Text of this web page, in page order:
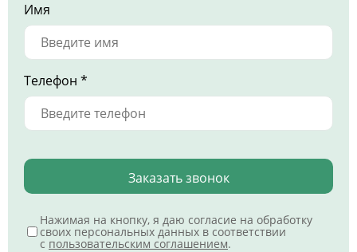
Имя
Телефон *
Заказать звонок
Нажимая на кнопку, я даю согласие на обработку
своих персональных данных в соответствии
с пользовательским соглашением.